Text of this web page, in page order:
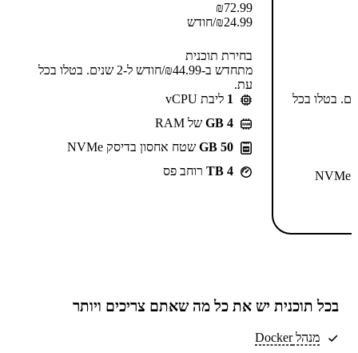
72.99
₪
24.99
₪/חודש
בחירת תוכנית
מתחדש ב-⁦44.99⁩₪/חודש ל-2 שנים. בטלו בכל
עת.
1 ליבת vCPU
GB 4 של RAM
50 GB
שטח אחסון בדיסק NVMe
4 TB
רוחב פס
⁦55.99⁩₪/חודש ל-2 שנים. בטלו בכל
בכל תוכנית יש את כל מה שאתם צריכים ויותר
מנהל Docker